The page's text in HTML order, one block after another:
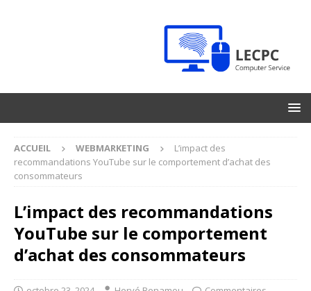
ACCUEIL WEBMARKETING
L’impact des
recommandations YouTube sur le comportement d’achat des
consommateurs
L’impact des recommandations
YouTube sur le comportement
d’achat des consommateurs